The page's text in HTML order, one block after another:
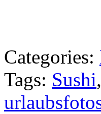
Categories:
Tags: Sushi,